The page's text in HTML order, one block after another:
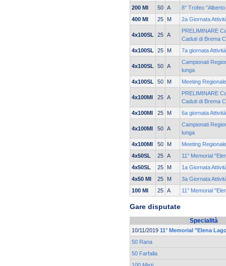
200 MI
50 A
8° Trofeo
400 MI
25 M 2a Giornata
4x100SL 25 A
PRELIMINARE
Caduti di Brema C
4x100SL
25 M 7a giornata
4x100SL 50 A
Campionati
lunga
4x100SL
50 M Meeting
4x100MI 25 A
PRELIMINARE
Caduti di Brema
4x100MI
25 M 6a giornata
4x100MI 50 A
Campionati
lunga
4x100MI
50 M
Meeting
4x50SL
25 A
11° Memorial
4x50SL
25 M
1a Giornata
4x50 MI
25 M
3a Giornata
100 MI
25 A 11° Memorial
Gare disputate
Specialità
10/11/2019 11° Memorial "Elena
50 Rana
50 Farfalla